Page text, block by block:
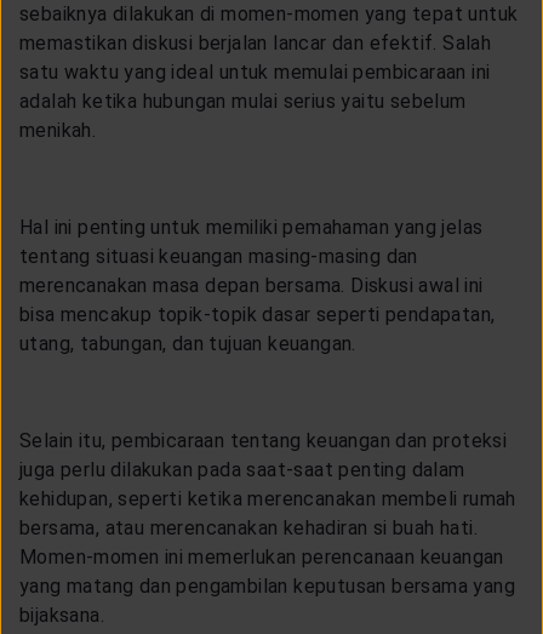
sebaiknya dilakukan di momen-momen yang tepat untuk
memastikan diskusi berjalan lancar dan efektif. Salah
satu waktu yang ideal untuk memulai pembicaraan ini
adalah ketika hubungan mulai serius yaitu sebelum
menikah.
Hal ini penting untuk memiliki pemahaman yang jelas
tentang situasi keuangan masing-masing dan
merencanakan masa depan bersama. Diskusi awal ini
bisa mencakup topik-topik dasar seperti pendapatan,
utang, tabungan, dan tujuan keuangan.
Selain itu, pembicaraan tentang keuangan dan proteksi
juga perlu dilakukan pada saat-saat penting dalam
kehidupan, seperti ketika merencanakan membeli rumah
bersama, atau merencanakan kehadiran si buah hati.
Momen-momen ini memerlukan perencanaan keuangan
yang matang dan pengambilan keputusan bersama yang
bijaksana.